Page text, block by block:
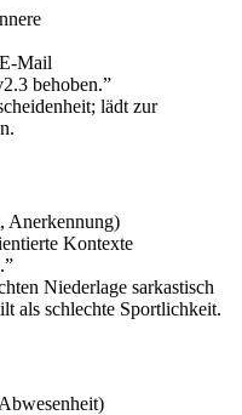
Mail
behoben.”
lädt zur
Anerkennung)
Kontexte
Niederlage sarkastisch
als schlechte Sportlichkeit.